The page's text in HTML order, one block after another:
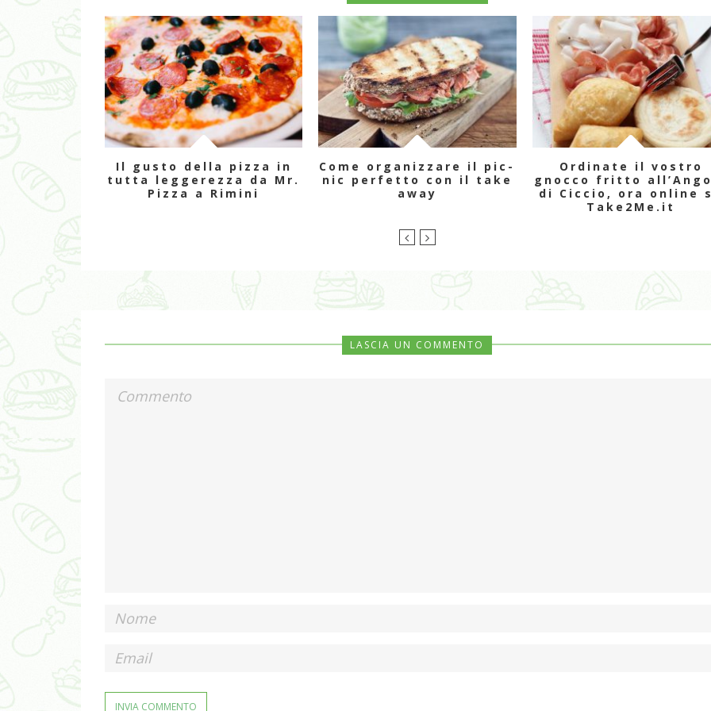
Il gusto della pizza in
tutta leggerezza da Mr.
Pizza a Rimini
Come organizzare il pic-
nic perfetto con il take
away
Ordinate il vostro
gnocco fritto
di Ciccio, ora online
Take2Me.it
LASCIA UN COMMENTO